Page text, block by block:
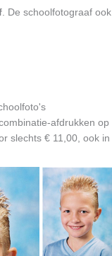
. De schoolfotograaf
afdrukken
slechts € 11,00, ook in